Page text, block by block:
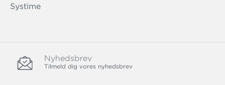
Systime
Nyhedsbrev
Tilmeld dig vores nyhedsbrev